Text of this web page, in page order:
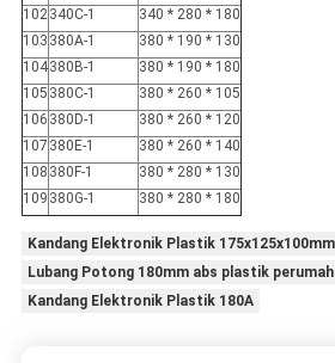
102340C-1
340 * 280 * 180
103 380A-1
380 * 190 * 130
104380B-1
380 * 190 * 180
105 380C-1
380 * 260 * 105
106 380D-1
380 * 260 * 120
107 380E-1
380 * 260 * 140
108 380F-1
380 * 280 * 130
109 380G-1 380 * 280 * 180
Kandang Elektronik Plastik 175x125x100mm
Lubang Potong 180mm abs plastik
Kandang Elektronik Plastik 180A